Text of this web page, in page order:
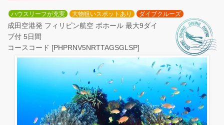
ハウスリーフが充実 大物狙いスポットあり ダイブクルーズ
成田空港発 フィリピン航空 ボホール 最大9ダイ
ブ付 5日間
コースコード [PHPRNV5NRTTAGSGLSP]